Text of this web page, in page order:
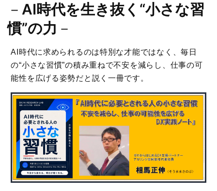
－ AI時代を生き抜く“小さな習
慣”の力 －
AI時代に求められるのは特別な才能ではなく、毎日
の“小さな習慣”の積み重ねで不安を減らし、仕事の可
能性を広げる姿勢だと説く一冊です。